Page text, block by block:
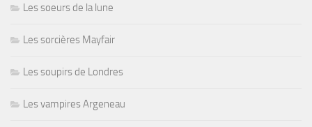
Les soeurs de la lune
Les sorcières Mayfair
Les soupirs de Londres
Les vampires Argeneau